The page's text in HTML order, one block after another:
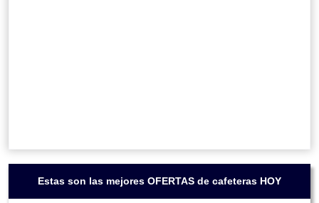
Estas son las mejores OFERTAS de cafeteras HOY